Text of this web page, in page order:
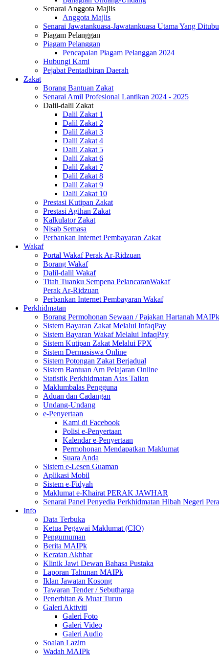
Senarai Anggota Majlis
Anggota Majlis
Senarai Jawatankuasa-Jawatankuasa Utama Yang
Piagam Pelanggan
Piagam Pelanggan
Pencapaian Piagam Pelanggan 2024
Hubungi Kami
Pejabat Pentadbiran Daerah
Zakat
Borang Bantuan Zakat
Senarai Amil Profesional Lantikan 2024 - 2025
Dalil-dalil Zakat
Dalil Zakat 1
Dalil Zakat 2
Dalil Zakat 3
Dalil Zakat 4
Dalil Zakat 5
Dalil Zakat 6
Dalil Zakat 7
Dalil Zakat 8
Dalil Zakat 9
Dalil Zakat 10
Prestasi Kutipan Zakat
Prestasi Agihan Zakat
Kalkulator Zakat
Nisab Semasa
Perbankan Internet Pembayaran Zakat
Wakaf
Portal Wakaf Perak Ar-Ridzuan
Borang Wakaf
Dalil-dalil Wakaf
Titah Tuanku Sempena PelancaranWakaf
Perak Ar-Ridzuan
Perbankan Internet Pembayaran Wakaf
Perkhidmatan
Borang Permohonan Sewaan / Pajakan Hartanah MAIPk
Sistem Bayaran Zakat Melalui InfaqPay
Sistem Bayaran Wakaf Melalui InfaqPay
Sistem Kutipan Zakat Melalui FPX
Sistem Dermasiswa Online
Sistem Potongan Zakat Berjadual
Sistem Bantuan Am Pelajaran Online
Statistik Perkhidmatan Atas Talian
Maklumbalas Pengguna
Aduan dan Cadangan
Undang-Undang
e-Penyertaan
Kami di Facebook
Polisi e-Penyertaan
Kalendar e-Penyertaan
Permohonan Mendapatkan Maklumat
Suara Anda
Sistem e-Lesen Guaman
Aplikasi Mobil
Sistem e-Fidyah
Maklumat e-Khairat PERAK JAWHAR
Senarai Panel Penyedia Perkhidmatan Hibah Negeri
Info
Data Terbuka
Ketua Pegawai Maklumat (CIO)
Pengumuman
Berita MAIPk
Keratan Akhbar
Klinik Jawi Dewan Bahasa Pustaka
Laporan Tahunan MAIPk
Iklan Jawatan Kosong
Tawaran Tender / Sebutharga
Penerbitan & Muat Turun
Galeri Aktiviti
Galeri Foto
Galeri Video
Galeri Audio
Soalan Lazim
Wadah MAIPk